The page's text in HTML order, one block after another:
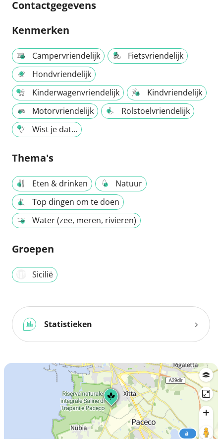
Contactgegevens
Kenmerken
Campervriendelijk
Fietsvriendelijk
Hondvriendelijk
Kinderwagenvriendelijk
Kindvriendelijk
Motorvriendelijk
Rolstoelvriendelijk
Wist je dat...
Thema's
Eten & drinken
Natuur
Top dingen om te doen
Water (zee, meren, rivieren)
Groepen
Sicilië
Statistieken